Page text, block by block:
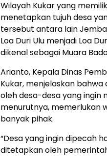
Wilayah Kukar yang
menetapkan tujuh desa
tersebut antara lain
Loa Duri Ulu menjadi Loa
dikenal sebagai Muara
Arianto, Kepala Dinas
Kukar, menjelaskan
oleh desa-desa yang ingin
menurutnya, memerlukan
banyak pihak.
“Desa yang ingin dipecah
ditetapkan oleh